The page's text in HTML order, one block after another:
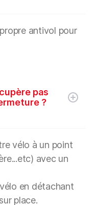
antivol pour
pas
?
vélo à un point
avec un
en détachant
place.